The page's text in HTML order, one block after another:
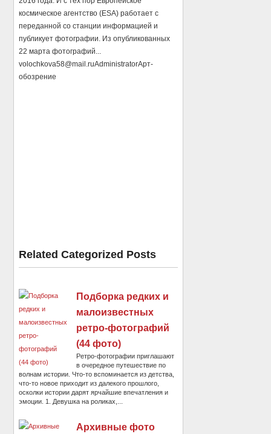
космическое агентство (ESA) работает с
переданной со станции информацией и
публикует фотографии. Из опубликованных
22 марта фотографий...
volochkova58@mail.ruAdministratorАрт-
обозрение
Related Categorized Posts
Подборка редких и
малоизвестных
ретро-фотографий
(44 фото)
Ретро-фотографии приглашают
в очередное путешествие по
волнам истории. Что-то вспоминается из детства,
что-то новое приходит из далекого прошлого,
осколки истории дарят ярчайшие впечатления и
эмоции. 1. Девушка на роликах,...
Архивные фото